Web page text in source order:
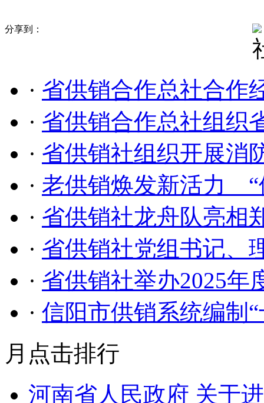
分享到：
· 省供销合作总社合作
· 省供销合作总社组织
· 省供销社组织开展消
· 老供销焕发新活力 “
· 省供销社龙舟队亮相
· 省供销社党组书记、
· 省供销社举办2025年
· 信阳市供销系统编制
月点击排行
河南省人民政府 关于